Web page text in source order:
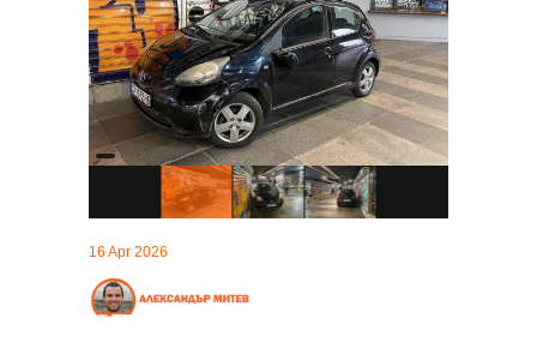
16 Apr 2026